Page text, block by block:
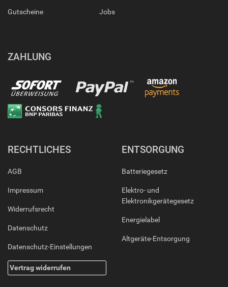
Gutscheine Jobs
ZAHLUNG
RECHTLICHES
AGB
Impressum
Widerrufsrecht
Datenschutz
Datenschutz-Einstellungen
Vertrag widerrufen
ENTSORGUNG
Batteriegesetz
Elektro- und
Elektronikgerätegesetz
Energielabel
Altgeräte-Entsorgung